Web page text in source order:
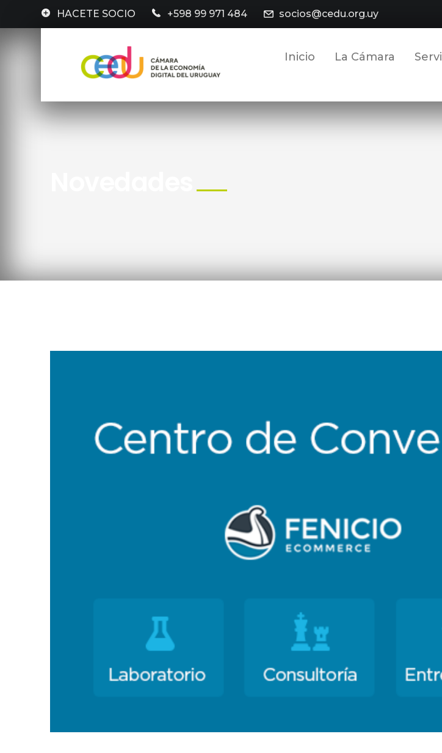
HACETE SOCIO +598 99 971 484 socios@cedu.org.uy
Inicio La Cámara